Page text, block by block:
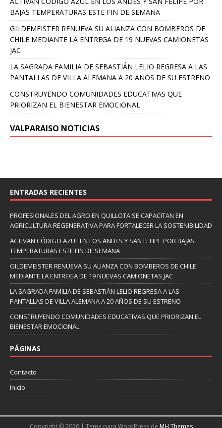
BAJAS TEMPERATURAS ESTE FIN DE SEMANA
GILDEMEISTER RENUEVA SU ALIANZA CON BOMBEROS DE
CHILE MEDIANTE LA ENTREGA DE 19 NUEVAS CAMIONETAS
JAC
LA SAGRADA FAMILIA DE SEBASTIÁN LELIO REGRESA A LAS
PANTALLAS DE VILLA ALEMANA A 20 AÑOS DE SU ESTRENO
CONSTRUYENDO COMUNIDADES EDUCATIVAS QUE
PRIORIZAN EL BIENESTAR EMOCIONAL
VALPARAISO NOTICIAS
ENTRADAS RECIENTES
PROFESIONALES DEL AGRO EN QUILLOTA SE CAPACITAN EN
AGRICULTURA REGENERATIVA PARA FORTALECER LA SOSTENIBILIDAD
ACTIVAN CÓDIGO AZUL EN LOS ANDES Y SAN FELIPE POR BAJAS
TEMPERATURAS ESTE FIN DE SEMANA
GILDEMEISTER RENUEVA SU ALIANZA CON BOMBEROS DE CHILE
MEDIANTE LA ENTREGA DE 19 NUEVAS CAMIONETAS JAC
LA SAGRADA FAMILIA DE SEBASTIÁN LELIO REGRESA A LAS
PANTALLAS DE VILLA ALEMANA A 20 AÑOS DE SU ESTRENO
CONSTRUYENDO COMUNIDADES EDUCATIVAS QUE PRIORIZAN EL
BIENESTAR EMOCIONAL
PÁGINAS
Contacto
Inicio
Copyright © 2026 | Tema para WordPress de MH Themes